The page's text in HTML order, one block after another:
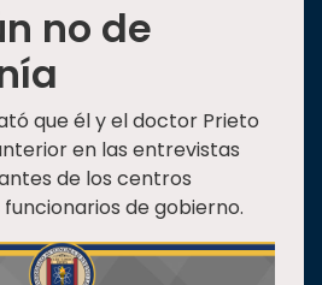
no de
que él y el doctor Prieto
en las entrevistas
de los centros
de gobierno.